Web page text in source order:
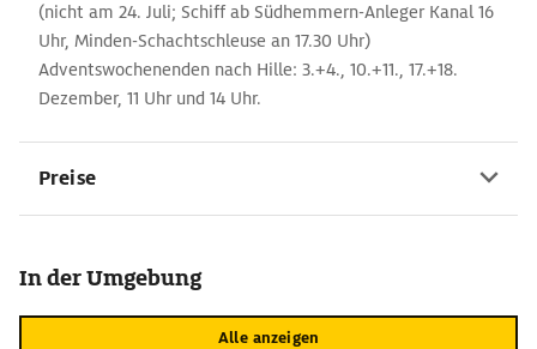
(nicht am 24. Juli; Schiff ab Südhemmern-Anleger Kanal 16
Uhr, Minden-Schachtschleuse an 17.30 Uhr)
Adventswochenenden nach Hille: 3.+4., 10.+11., 17.+18.
Dezember, 11 Uhr und 14 Uhr.
Preise
In der Umgebung
Alle anzeigen